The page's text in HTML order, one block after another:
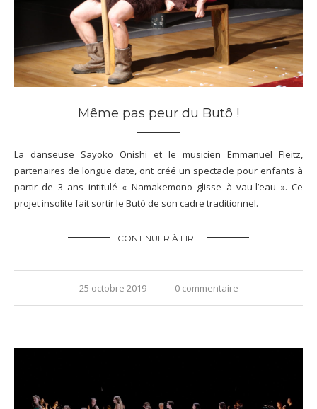
Même pas peur du Butô !
La danseuse Sayoko Onishi et le musicien Emmanuel Fleitz,
partenaires de longue date, ont créé un spectacle pour enfants à
partir de 3 ans intitulé « Namakemono glisse à vau-l’eau ». Ce
projet insolite fait sortir le Butô de son cadre traditionnel.
CONTINUER À LIRE
25 octobre 2019 0 commentaire